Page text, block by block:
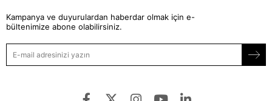
Kampanya ve duyurulardan haberdar olmak için e-
bültenimize abone olabilirsiniz.